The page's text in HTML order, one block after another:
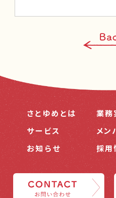
さとゆめとは
サービス
お知らせ
業務
メン
採用